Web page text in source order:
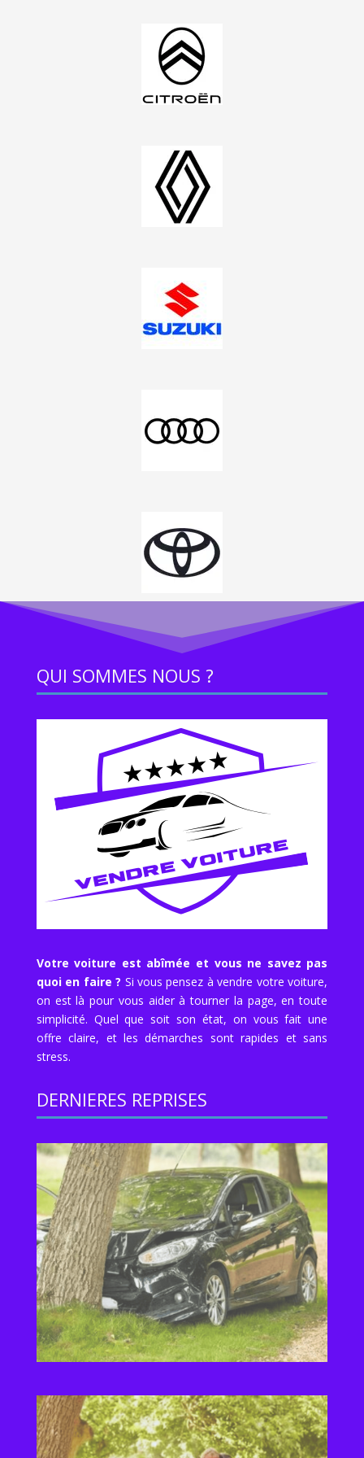
QUI SOMMES NOUS ?
Votre voiture est abîmée et vous ne savez pas
quoi en faire ? Si vous pensez à vendre votre voiture,
on est là pour vous aider à tourner la page, en toute
simplicité. Quel que soit son état, on vous fait une
offre claire, et les démarches sont rapides et sans
stress.
DERNIERES REPRISES